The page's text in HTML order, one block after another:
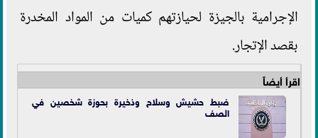
الإجرامية بالجيزة لحيازتهم كميات من المواد المخدرة
بقصد الإتجار.
اقرأ أيضاً
ضبط حشيش وسلاح وذخيرة بحوزة شخصين في
الصف